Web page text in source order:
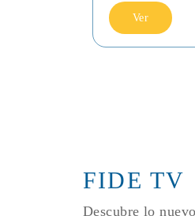
Ver
FIDE TV
Descubre lo